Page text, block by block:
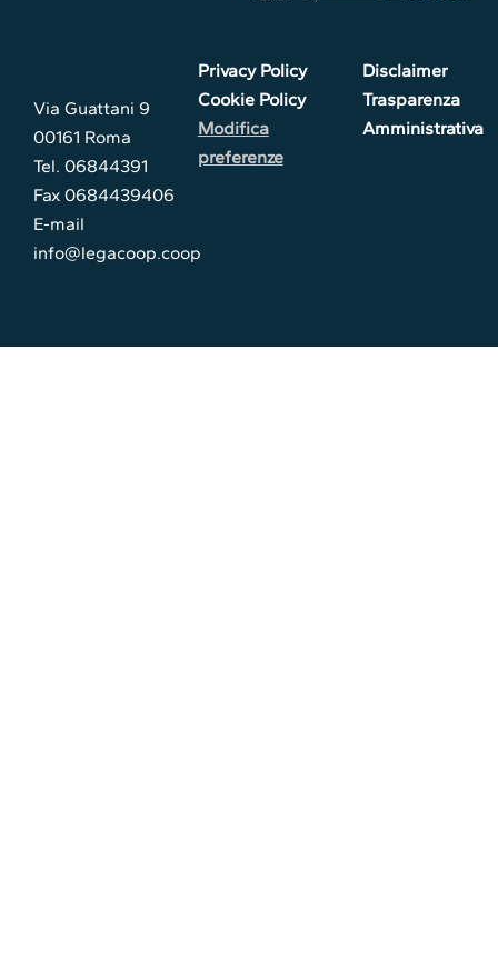
Via Guattani 9
00161 Roma
Tel. 06844391
Fax 0684439406
E-mail
info@legacoop.coop
Privacy Policy
Cookie Policy
Modifica
preferenze
Disclaimer
Trasparenza
Amministrativa